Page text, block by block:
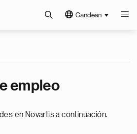
Candean
empleo
en Novartis a continuación.